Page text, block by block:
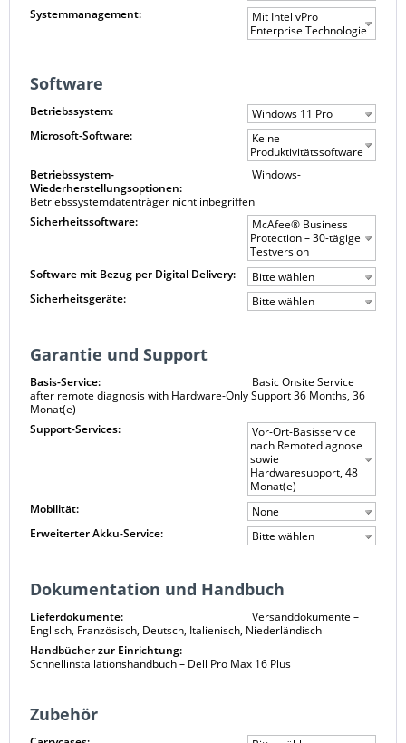
Systemmanagement:
Mit Intel vPro
Enterprise Technologie
Software
Betriebssystem:
Windows 11 Pro
Microsoft-Software:
Keine
Produktivitätssoftware
Betriebssystem-
Wiederherstellungsoptionen:
Windows-
Betriebssystemdatenträger nicht inbegriffen
Sicherheitssoftware:
McAfee® Business
Protection – 30-tägige
Testversion
Software mit Bezug per Digital Delivery:
Bitte wählen
Sicherheitsgeräte:
Bitte wählen
Garantie und Support
Basis-Service:
Basic Onsite Service
after remote diagnosis with Hardware-Only Support 36 Months, 36
Monat(e)
Support-Services:
Vor-Ort-Basisservice
nach Remotediagnose
sowie
Hardwaresupport, 48
Monat(e)
Mobilität:
None
Erweiterter Akku-Service:
Bitte wählen
Dokumentation und Handbuch
Lieferdokumente:
Versanddokumente –
Englisch, Französisch, Deutsch, Italienisch, Niederländisch
Handbücher zur Einrichtung:
Schnellinstallationshandbuch – Dell Pro Max 16 Plus
Zubehör